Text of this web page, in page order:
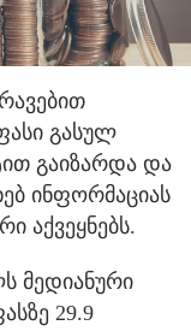
გასულ
გაიზარდა და
ინფორმაციას
აქვეყნებს.
მედიანური
29.9